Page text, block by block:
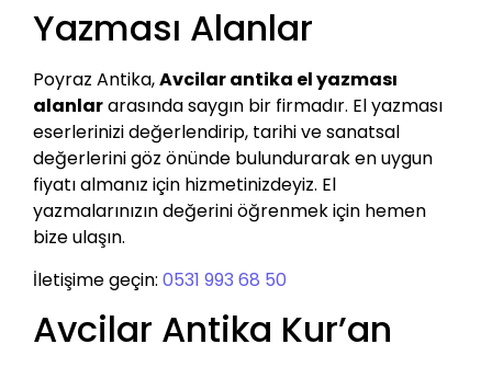
Yazması Alanlar
Poyraz Antika,Avcilar antika el yazması
alanlararasında saygın bir firmadır. El yazması
eserlerinizi değerlendirip, tarihi ve sanatsal
değerlerini göz önünde bulundurarak en uygun
fiyatı almanız için hizmetinizdeyiz. El
yazmalarınızın değerini öğrenmek için hemen
bize ulaşın.
İletişime geçin: 0531 993 68 50
Avcilar Antika Kur’an